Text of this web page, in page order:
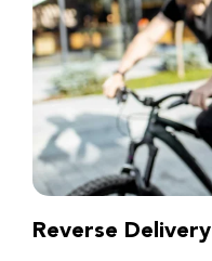
Reverse Delivery